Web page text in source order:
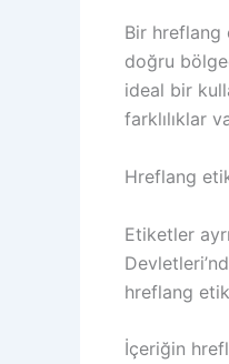
Bir hreflang
doğru
ideal bir
farklılıklar
Hreflang
Etiketler
hreflang
İçeriğin